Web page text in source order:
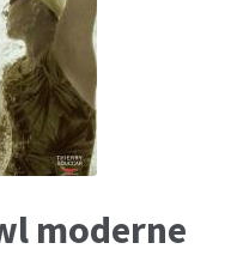
moderne